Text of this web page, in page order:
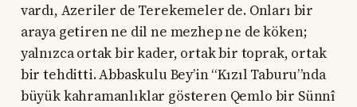
vardı, Azeriler de Terekemeler de. Onları bir
araya getiren ne dil ne mezhep ne de köken;
yalnızca ortak bir kader, ortak bir toprak, ortak
bir tehditti. Abbaskulu Bey’in “Kızıl Taburu”nda
büyük kahramanlıklar gösteren Qemlo bir Sünnî